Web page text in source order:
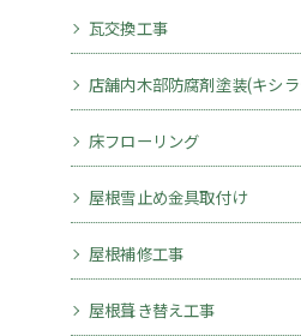
瓦交換工事
店舗内木部防腐剤塗装(キシ
床フローリング
屋根雪止め金具取付け
屋根補修工事
屋根葺き替え工事